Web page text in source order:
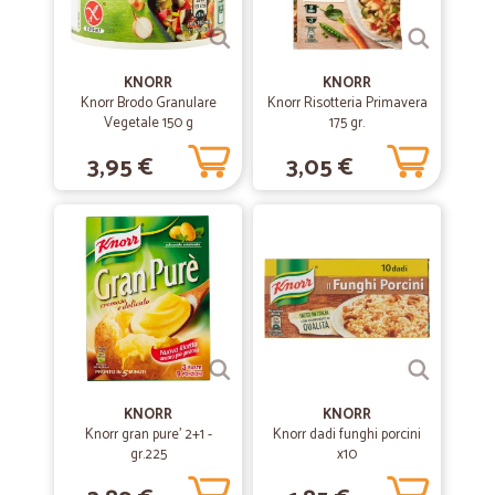
09/03/2020
—Rosa D.
ottimo servizio
17/06/2019
Carla F.
Eccezionale tutto fresco e buonissimi…
Eccezionale tutto fresco e buonissimi grazie
07/06/2019
—Trustpilot
Bravissimi ragazzi
Bravissimi ragazzi. Prodotti ottimi. Consegne puntuali. Compro tutto
da loro e pago in contanti al corriere. Io penso che fra qualche anno
06/12/2018
Carlo C.
KNORR
Knorr Brodo Granulare
Vegetale 150 g
3,95 €
KNORR
Knorr Risotteria Primavera
175 gr.
3,05 €
KNORR
Knorr gran pure' 2+1 -
gr.225
KNORR
Knorr dadi funghi porcini
x10